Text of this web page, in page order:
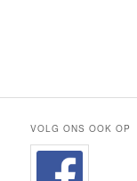
VOLG ONS OOK OP